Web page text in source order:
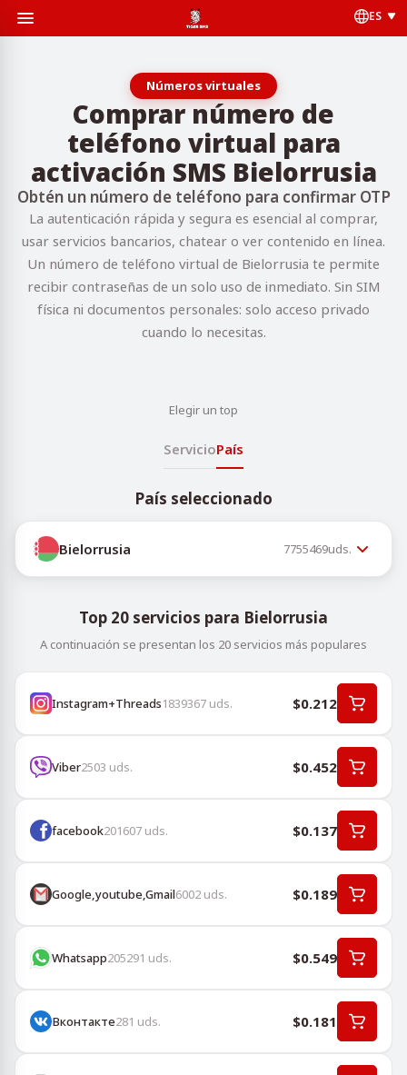
ES
Números virtuales
Comprar número de
teléfono virtual para
activación SMS Bielorrusia
Obtén un número de teléfono para confirmar OTP
La autenticación rápida y segura es esencial al comprar,
usar servicios bancarios, chatear o ver contenido en línea.
Un número de teléfono virtual de Bielorrusia te permite
recibir contraseñas de un solo uso de inmediato. Sin SIM
física ni documentos personales: solo acceso privado
cuando lo necesitas.
Elegir un top
ServicioPaís
País seleccionado
Bielorrusia 7755469uds.
Top 20 servicios para Bielorrusia
A continuación se presentan los 20 servicios más populares
Instagram+Threads1839367 uds. $0.212
Viber2503 uds. $0.452
facebook201607 uds. $0.137
Google,youtube,Gmail6002 uds. $0.189
Whatsapp205291 uds. $0.549
Вконтакте281 uds. $0.181